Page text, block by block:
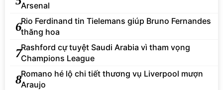
Arsenal
6Rio Ferdinand tin Tielemans giúp Bruno Fernandes
thăng hoa
7Rashford cự tuyệt Saudi Arabia vì tham vọng
Champions League
8Romano hé lộ chi tiết thương vụ Liverpool mượn
Araujo